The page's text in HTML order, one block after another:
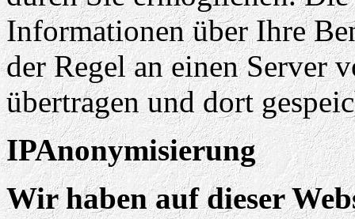
Informationen über Ihre
der Regel an einen Server
übertragen und dort
IPAnonymisierung
Wir haben auf dieser